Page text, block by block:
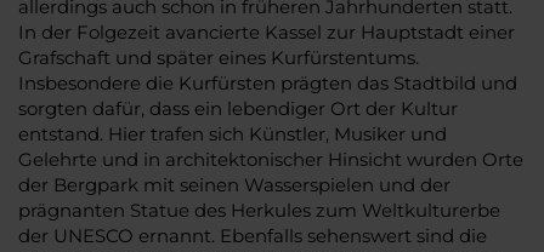
allerdings auch schon in früheren Jahrhunderten statt.
In der Folgezeit avancierte Kassel zur Hauptstadt einer
Grafschaft und später eines Kurfürstentums.
Insbesondere die Kurfürsten prägten das Stadtbild und
sorgten dafür, dass ein lebendiger Ort der Kultur
entstand. Hier trafen sich Künstler, Musiker und
Gelehrte und in architektonischer Hinsicht wurden Orte
der Bergpark mit seinen Wasserspielen und der
prägnanten Statue des Herkules zum Weltkulturerbe
der UNESCO ernannt. Ebenfalls sehenswert sind die